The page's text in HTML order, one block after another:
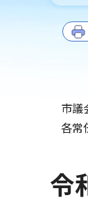
市議
各常
令